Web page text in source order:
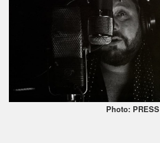
Photo: PRESS